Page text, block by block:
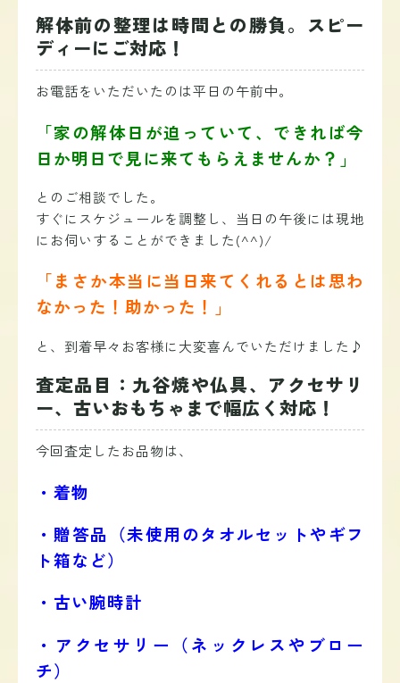
解体前の整理は時間との勝負。スピー
ディーにご対応！
お電話をいただいたのは平日の午前中。
「家の解体日が迫っていて、できれば今
日か明日で見に来てもらえませんか？」
とのご相談でした。
すぐにスケジュールを調整し、当日の午後には現地
にお伺いすることができました(^^)/
「まさか本当に当日来てくれるとは思わ
なかった！助かった！」
と、到着早々お客様に大変喜んでいただけました♪
査定品目：九谷焼や仏具、アクセサリ
ー、古いおもちゃまで幅広く対応！
今回査定したお品物は、
・着物
・贈答品（未使用のタオルセットやギフ
ト箱など）
・古い腕時計
・アクセサリー（ネックレスやブロー
チ）